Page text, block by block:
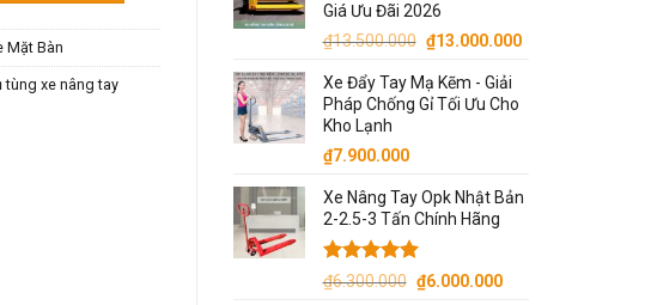
Mặt Bàn
tùng xe nâng tay
Giá Ưu Đãi 2026
₫13.500.000 Giá
là:
₫13.500.000.
₫13.000.000Giá
Xe Đẩy Tay Mạ Kẽm - Giải
Pháp Chống Gỉ Tối Ưu Cho
Kho Lạnh
₫7.900.000
Xe Nâng Tay Opk Nhật Bản
2-2.5-3 Tấn Chính Hãng
Được xếp
₫6.300.000 Giá
₫6.000.000Giá